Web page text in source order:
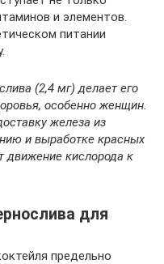
и элементов.
питании
(2,4 мг) делает его
особенно женщин.
железа из
и выработке красных
движение кислорода к
для
предельно